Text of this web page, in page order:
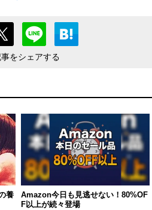
をシェアする
養
Amazon今日も見逃せない！80%OF
F以上が続々登場